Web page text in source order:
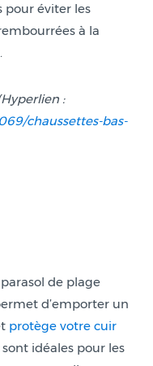
pour éviter les
à la
:
chaussettes-bas-
de plage
d’emporter un
protège votre cuir
sont idéales pour les